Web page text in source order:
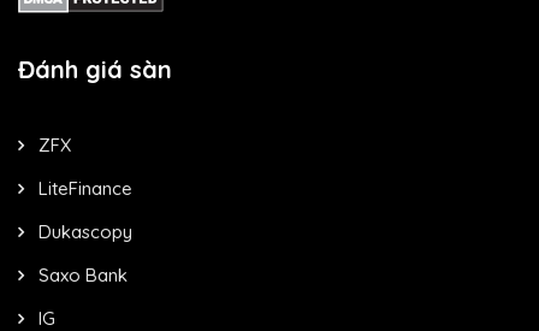
Đánh giá sàn
ZFX
LiteFinance
Dukascopy
Saxo Bank
IG